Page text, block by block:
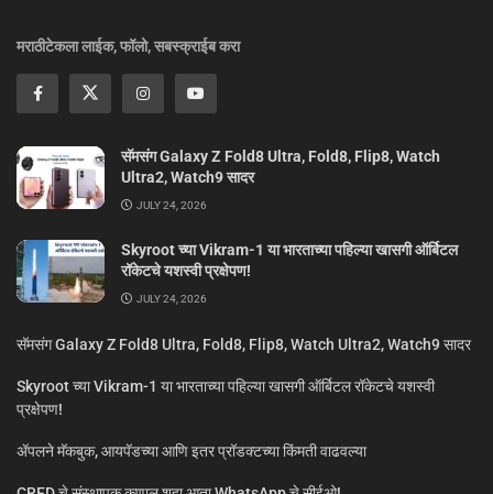
मराठीटेकला लाईक, फॉलो, सबस्क्राईब करा
सॅमसंग Galaxy Z Fold8 Ultra, Fold8, Flip8, Watch
Ultra2, Watch9 सादर
JULY 24, 2026
Skyroot च्या Vikram-1 या भारताच्या पहिल्या खासगी ऑर्बिटल
रॉकेटचे यशस्वी प्रक्षेपण!
JULY 24, 2026
सॅमसंग Galaxy Z Fold8 Ultra, Fold8, Flip8, Watch Ultra2, Watch9 सादर
Skyroot च्या Vikram-1 या भारताच्या पहिल्या खासगी ऑर्बिटल रॉकेटचे यशस्वी
प्रक्षेपण!
ॲपलने मॅकबुक, आयपॅडच्या आणि इतर प्रॉडक्टच्या किंमती वाढवल्या